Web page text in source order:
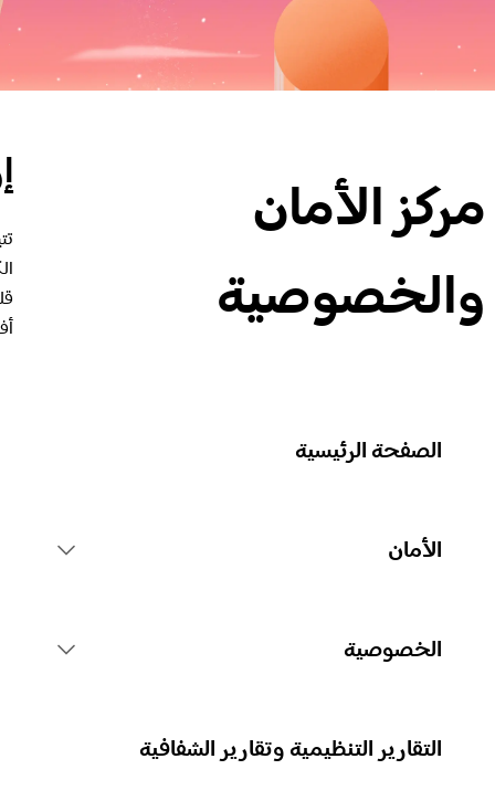
مركز الأمان
والخصوصية
الصفحة الرئيسية
الأمان
الخصوصية
التقارير التنظيمية وتقارير الشفافية